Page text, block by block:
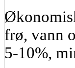
frø, vann
5-10%,